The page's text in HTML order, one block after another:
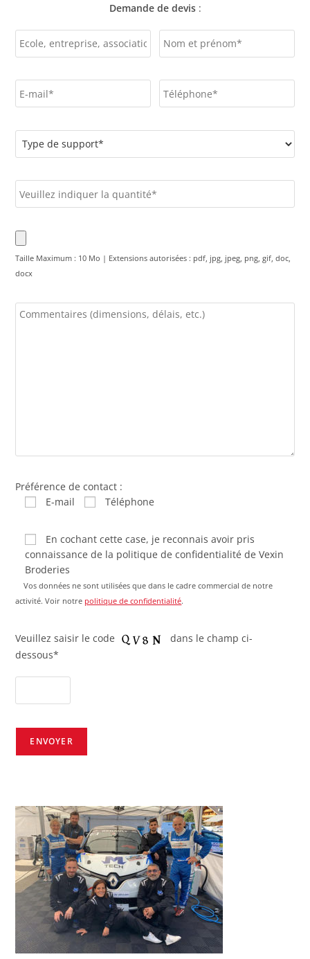
Demande de devis:
Taille Maximum : 10 Mo | Extensions autorisées : pdf, jpg, jpeg, png, gif, doc,
docx
Préférence de contact :
E-mail
Téléphone
En cochant cette case, je reconnais avoir pris
connaissance de la politique de confidentialité de Vexin
Broderies
Vos données ne sont utilisées que dans le cadre commercial de notre
activité. Voir notre politique de confidentialité.
Veuillez saisir le code
dans le champ ci-
dessous*